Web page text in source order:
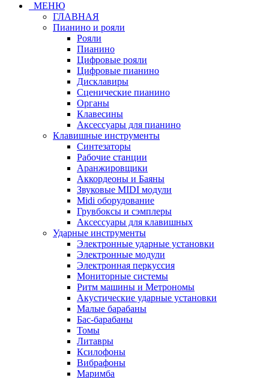
МЕНЮ
ГЛАВНАЯ
Пианино и рояли
Рояли
Пианино
Цифровые рояли
Цифровые пианино
Дисклавиры
Сценические пианино
Органы
Клавесины
Аксессуары для пианино
Клавишные инструменты
Синтезаторы
Рабочие станции
Аранжировщики
Аккордеоны и Баяны
Звуковые MIDI модули
Midi оборудование
Грувбоксы и сэмплеры
Аксессуары для клавишных
Ударные инструменты
Электронные ударные установки
Электронные модули
Электронная перкуссия
Мониторные системы
Ритм машины и Метрономы
Акустические ударные установки
Малые барабаны
Бас-барабаны
Томы
Литавры
Ксилофоны
Вибрафоны
Маримба